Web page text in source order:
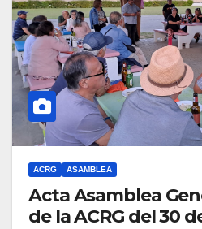
ACRG ASAMBLEA
Acta Asamblea
de la ACRG del 30